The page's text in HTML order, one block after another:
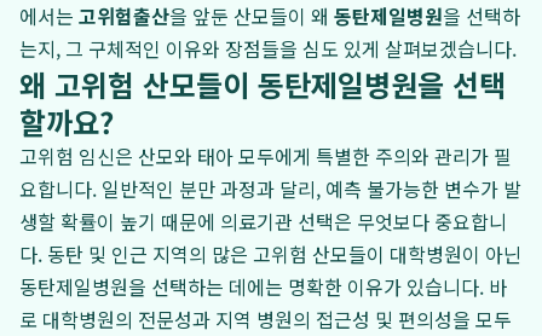
에서는 고위험출산을 앞둔 산모들이 왜 동탄제일병원을 선택하
는지, 그 구체적인 이유와 장점들을 심도 있게 살펴보겠습니다.
왜 고위험 산모들이 동탄제일병원을 선택
할까요?
고위험 임신은 산모와 태아 모두에게 특별한 주의와 관리가 필
요합니다. 일반적인 분만 과정과 달리, 예측 불가능한 변수가 발
생할 확률이 높기 때문에 의료기관 선택은 무엇보다 중요합니
다. 동탄 및 인근 지역의 많은 고위험 산모들이 대학병원이 아닌
동탄제일병원을 선택하는 데에는 명확한 이유가 있습니다. 바
로 대학병원의 전문성과 지역 병원의 접근성 및 편의성을 모두